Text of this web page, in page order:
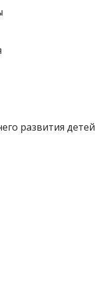
развития детей